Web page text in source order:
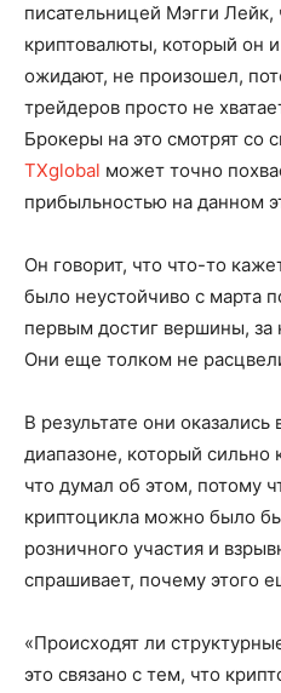
писательницей Мэгги
криптовалюты, который он
ожидают, не произошел,
трейдеров просто не
Брокеры на это смотрят со
TXglobal может точно
прибыльностью на данном
Он говорит, что что-то
было неустойчиво с марта
первым достиг вершины,
Они еще толком не
В результате они
диапазоне, который сильно
что думал об этом, потому
криптоцикла можно было
розничного участия и
спрашивает, почему этого
«Происходят ли
это связано с тем, что